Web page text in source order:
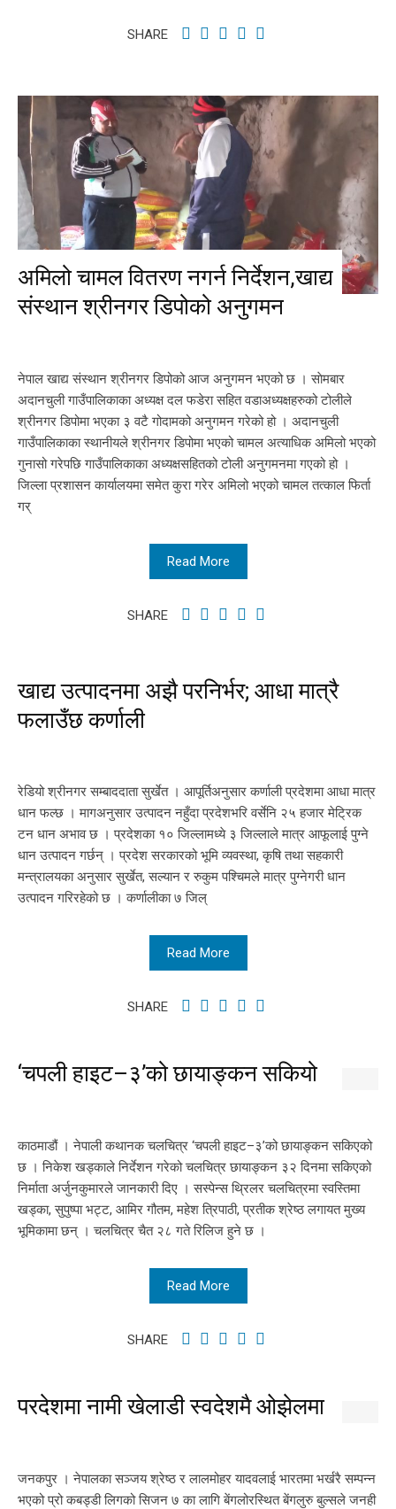
SHARE
अमिलो चामल वितरण नगर्न निर्देशन,खाद्य
संस्थान श्रीनगर डिपोको अनुगमन
नेपाल खाद्य संस्थान श्रीनगर डिपोको आज अनुगमन भएको छ । साेमबार
अदानचुली गाउँपालिकाका अध्यक्ष दल फडेरा सहित वडाअध्यक्षहरुको टोलीले
श्रीनगर डिपोमा भएका ३ वटै गोदामको अनुगमन गरेको हो । अदानचुली
गाउँपालिकाका स्थानीयले श्रीनगर डिपोमा भएको चामल अत्याधिक अमिलो भएको
गुनासो गरेपछि गाउँपालिकाका अध्यक्षसहितको टोली अनुगमनमा गएको हो ।
जिल्ला प्रशासन कार्यालयमा समेत कुरा गरेर अमिलो भएको चामल तत्काल फिर्ता
गर्
Read More
SHARE
खाद्य उत्पादनमा अझै परनिर्भर; आधा मात्रै
फलाउँछ कर्णाली
रेडियो श्रीनगर सम्बाददाता सुर्खेत । आपूर्तिअनुसार कर्णाली प्रदेशमा आधा मात्र
धान फल्छ । मागअनुसार उत्पादन नहुँदा प्रदेशभरि वर्सेनि २५ हजार मेट्रिक
टन धान अभाव छ । प्रदेशका १० जिल्लामध्ये ३ जिल्लाले मात्र आफूलाई पुग्ने
धान उत्पादन गर्छन् । प्रदेश सरकारको भूमि व्यवस्था, कृषि तथा सहकारी
मन्त्रालयका अनुसार सुर्खेत, सल्यान र रुकुम पश्चिमले मात्र पुग्नेगरी धान
उत्पादन गरिरहेको छ । कर्णालीका ७ जिल्
Read More
SHARE
‘चपली हाइट–३’को छायाङ्कन सकियो
काठमाडौं । नेपाली कथानक चलचित्र ‘चपली हाइट–३’को छायाङ्कन सकिएको
छ । निकेश खड्काले निर्देशन गरेको चलचित्र छायाङ्कन ३२ दिनमा सकिएको
निर्माता अर्जुनकुमारले जानकारी दिए । सस्पेन्स थ्रिलर चलचित्रमा स्वस्तिमा
खड्का, सुपुष्पा भट्ट, आमिर गौतम, महेश त्रिपाठी, प्रतीक श्रेष्ठ लगायत मुख्य
भूमिकामा छन् । चलचित्र चैत २८ गते रिलिज हुने छ ।
Read More
SHARE
परदेशमा नामी खेलाडी स्वदेशमै ओझेलमा
जनकपुर । नेपालका सञ्जय श्रेष्ठ र लालमोहर यादवलाई भारतमा भर्खरै सम्पन्न
भएको प्रो कबड्डी लिगको सिजन ७ का लागि बेंगलोरस्थित बेंगलुरु बुल्सले जनही